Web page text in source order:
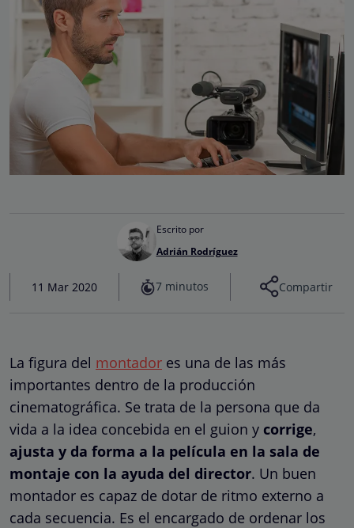
Escrito por
Adrián Rodríguez
11 Mar 2020 7 minutos Compartir
La figura del montador es una de las más
importantes dentro de la producción
cinematográfica. Se trata de la persona que da
vida a la idea concebida en el guion y corrige,
ajusta y da forma a la película en la sala de
montaje con la ayuda del director. Un buen
montador es capaz de dotar de ritmo externo a
cada secuencia. Es el encargado de ordenar los